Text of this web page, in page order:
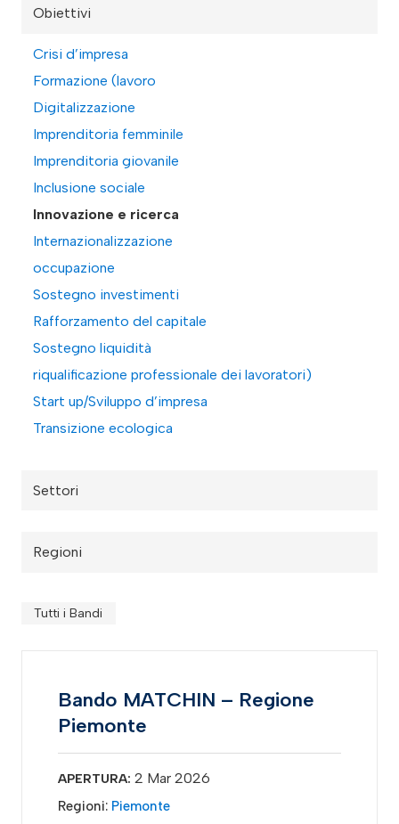
Obiettivi
Crisi d’impresa
Formazione (lavoro
Digitalizzazione
Imprenditoria femminile
Imprenditoria giovanile
Inclusione sociale
Innovazione e ricerca
Internazionalizzazione
occupazione
Sostegno investimenti
Rafforzamento del capitale
Sostegno liquidità
riqualificazione professionale dei lavoratori)
Start up/Sviluppo d’impresa
Transizione ecologica
Settori
Regioni
Tutti i Bandi
Bando MATCHIN – Regione
Piemonte
APERTURA: 2 Mar 2026
Regioni: Piemonte